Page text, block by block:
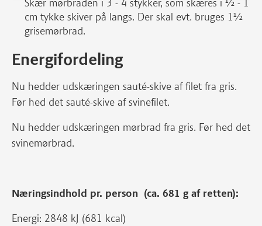
Skær mørbraden i 3 - 4 stykker, som skæres i ½ - 1
cm tykke skiver på langs. Der skal evt. bruges 1½
grisemørbrad.
Energifordeling
Nu hedder udskæringen sauté-skive af filet fra gris.
Før hed det sauté-skive af svinefilet.
Nu hedder udskæringen mørbrad fra gris. Før hed det
svinemørbrad.
Næringsindhold pr. person (ca. 681 g af retten):
Energi: 2848 kJ (681 kcal)